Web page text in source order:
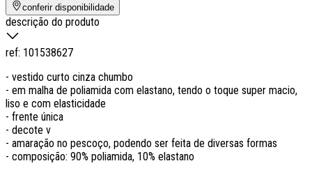
conferir disponibilidade
descrição do produto
ref: 101538627
- vestido curto cinza chumbo
- em malha de poliamida com elastano, tendo o toque super macio,
liso e com elasticidade
- frente única
- decote v
- amaração no pescoço, podendo ser feita de diversas formas
- composição: 90% poliamida, 10% elastano